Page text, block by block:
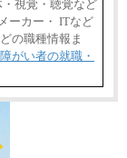
視覚・聴覚など
ーカー・ ITなど
の職種情報ま
障がい者の就職・